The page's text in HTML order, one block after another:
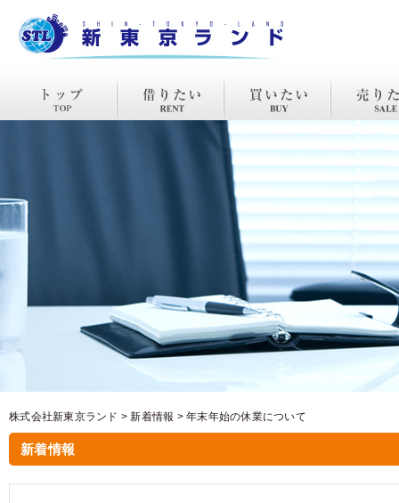
購入
株式会社新東京ランド >新着情報 > 年末年始の休業について
新着情報